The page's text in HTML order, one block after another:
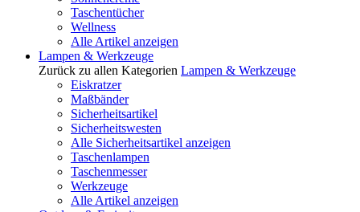
Taschentücher
Wellness
Alle Artikel anzeigen
Lampen & Werkzeuge
Zurück zu allen Kategorien Lampen & Werkzeuge
Eiskratzer
Maßbänder
Sicherheitsartikel
Sicherheitswesten
Alle Sicherheitsartikel anzeigen
Taschenlampen
Taschenmesser
Werkzeuge
Alle Artikel anzeigen